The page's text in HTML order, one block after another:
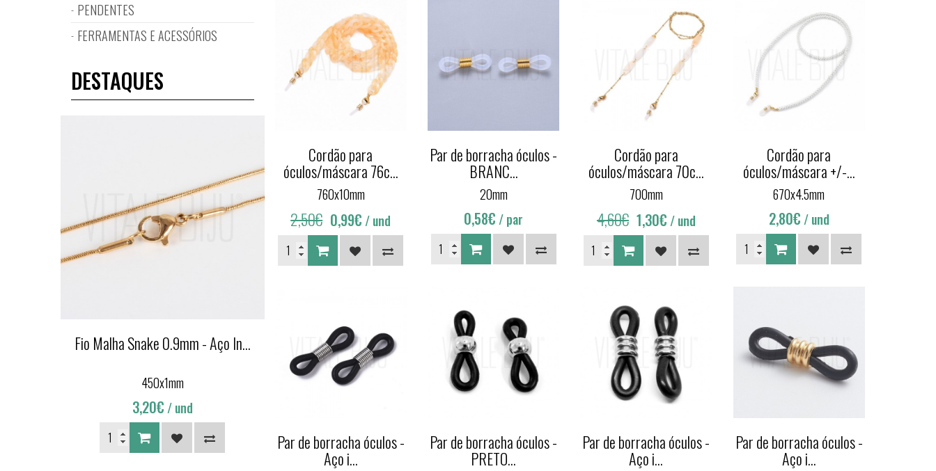
Cordão para
óculos/máscara 76c...
760x10mm
2,50€ 0,99€ / und
Par de borracha óculos -
BRANC...
20mm
0,58€ / par
Cordão para
óculos/máscara 70c...
700mm
4,60€ 1,30€ / und
Cordão para
óculos/máscara +/-...
670x4.5mm
2,80€ / und
Par de borracha óculos -
Aço i...
Par de borracha óculos -
PRETO...
Par de borracha óculos -
Aço i...
Par de borracha óculos -
Aço i...
PENDENTES
FERRAMENTAS E ACESSÓRIOS
DESTAQUES
Fio Malha Snake 0.9mm - Aço In...
450x1mm
3,20€ / und